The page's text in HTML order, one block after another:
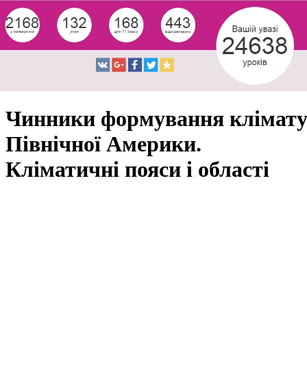
Чинники формування клімату
Північної Америки.
Кліматичні пояси і області